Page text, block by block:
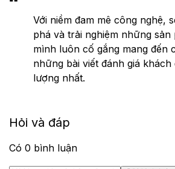
Với niềm đam mê công nghệ,
phá và trải nghiệm những sản
mình luôn cố gắng mang đến
những bài viết đánh giá
lượng nhất.
Hỏi và đáp
Có 0 bình luận